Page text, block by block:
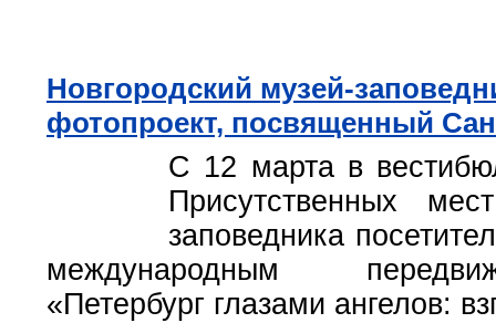
Новгородский музей-
фотопроект, посвященный
С 12 марта в
Присутственных
заповедника
международным
«Петербург глазами ангелов: